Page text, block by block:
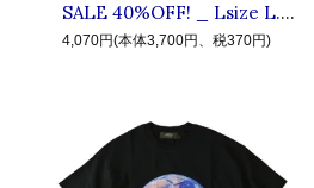
SALE 40%OFF! _ Lsize L.I.F.E #1 ALY ◆ LIVE IN FAB EARTH リブインファブアース : 半袖レディTシャツ White
4,070円(本体3,700円、税370円)